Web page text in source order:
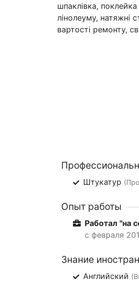
шпаклівка,
лінолеуму, натяжні
вартості ремонту,
Штукатур
Опыт работы
Работал "на
с февраля
Знание
Английский